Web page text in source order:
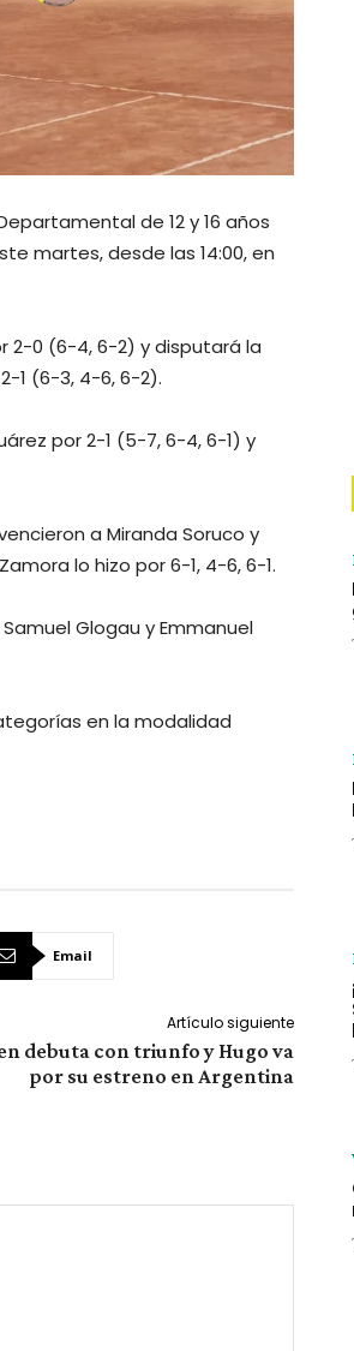
de 12 y 16 años
martes, desde las 14:00, en
2-0 (6-4, 6-2) y disputará la
1 (6-3, 4-6, 6-2).
por 2-1 (5-7, 6-4, 6-1) y
a Miranda Soruco y
lo hizo por 6-1, 4-6, 6-1.
Glogau y Emmanuel
en la modalidad
Email
Artículo siguiente
debuta con triunfo y Hugo va
por su estreno en Argentina